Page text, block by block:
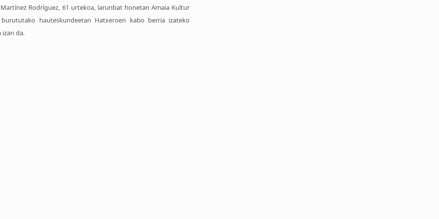
Martínez Rodríguez, 61 urtekoa, larunbat honetan Amaia Kultur
hauteskundeetan Hatxeroen kabo berria izateko
da.